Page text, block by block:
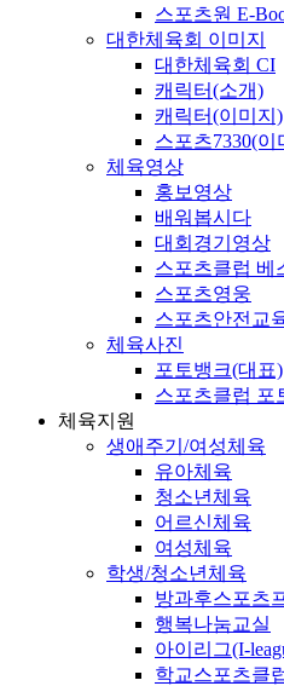
스포츠원 E-
대한체육회 이미지
대한체육회 CI
캐릭터(소개)
캐릭터(이미지)
스포츠7330(이
체육영상
홍보영상
배워봅시다
대회경기영상
스포츠클럽 베
스포츠영웅
스포츠안전교
체육사진
포토뱅크(대표)
스포츠클럽 포
체육지원
생애주기/여성체육
유아체육
청소년체육
어르신체육
여성체육
학생/청소년체육
방과후스포츠
행복나눔교실
아이리그(I-
학교스포츠클